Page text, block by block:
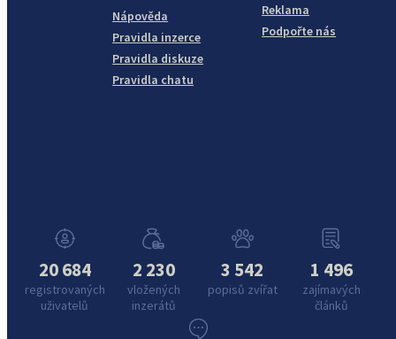
Nápověda
Pravidla inzerce
Pravidla diskuze
Pravidla chatu
Reklama
Podpořte nás
20 684
registrovaných
uživatelů
2 230
vložených
inzerátů
3 542
popisů zvířat
1 496
zajímavých
článků